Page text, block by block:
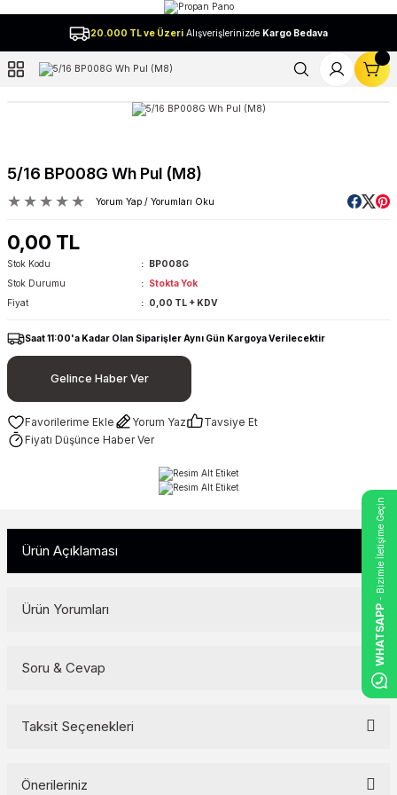
20.000 TL ve Üzeri Alışverişlerinizde Kargo Bedava
5/16 BP008G Wh Pul (M8)
Yorum Yap / Yorumları Oku
0,00 TL
Stok Kodu
BP008G
Stok Durumu
Stokta Yok
Fiyat
0,00 TL + KDV
Saat 11:00'a Kadar Olan Siparişler Aynı Gün Kargoya Verilecektir
Gelince Haber Ver
Yorum Yaz
Tavsiye Et
Fiyatı Düşünce Haber Ver
Ürün Açıklaması
Ürün Yorumları
Soru & Cevap
Ürün hakkında henüz soru sorulmamış.
Taksit Seçenekleri
Önerileriniz
WHATSAPP
- Bizimle İletişime Geçin